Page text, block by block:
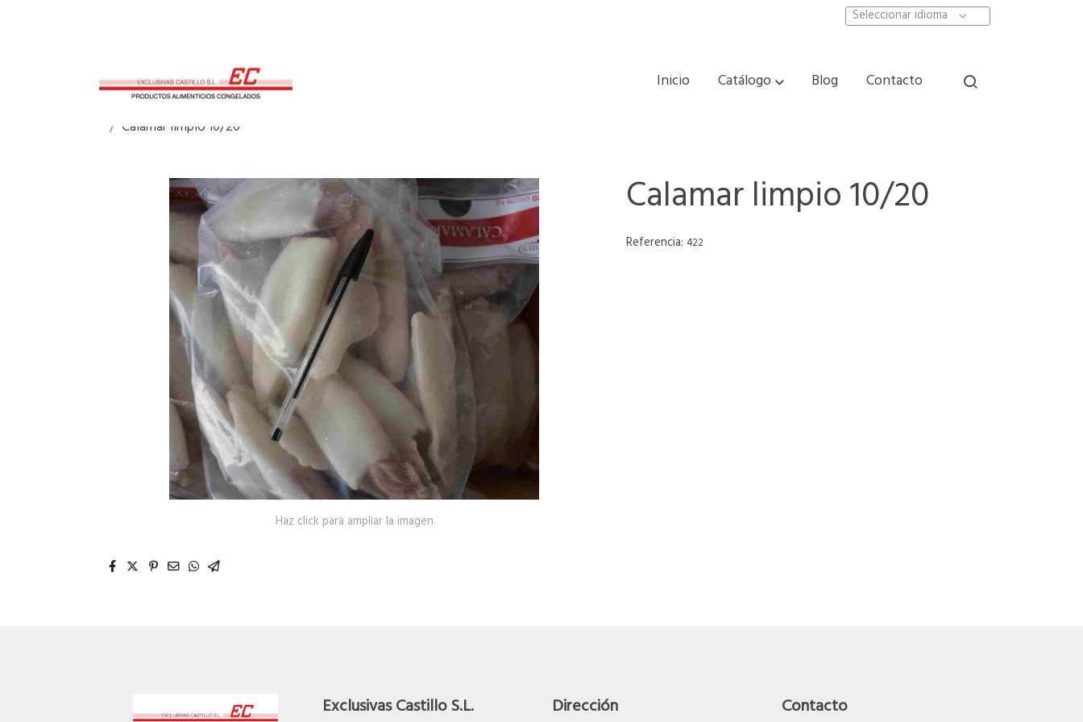
Seleccionar idioma
Inicio Catálogo Blog Contacto
Calamar limpio 10/20
Haz click para ampliar la imagen
Calamar limpio 10/20
Referencia: 422
Exclusivas Castillo S.L. Dirección Contacto